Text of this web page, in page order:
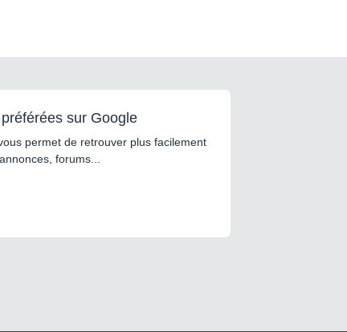
sur Google
permet de retrouver plus facilement
forums...